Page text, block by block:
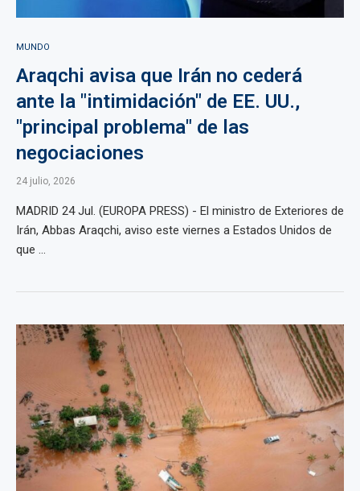
MUNDO
Araqchi avisa que Irán no cederá
ante la "intimidación" de EE. UU.,
"principal problema" de las
negociaciones
24 julio, 2026
MADRID 24 Jul. (EUROPA PRESS) - El ministro de Exteriores de
Irán, Abbas Araqchi, aviso este viernes a Estados Unidos de
que ...